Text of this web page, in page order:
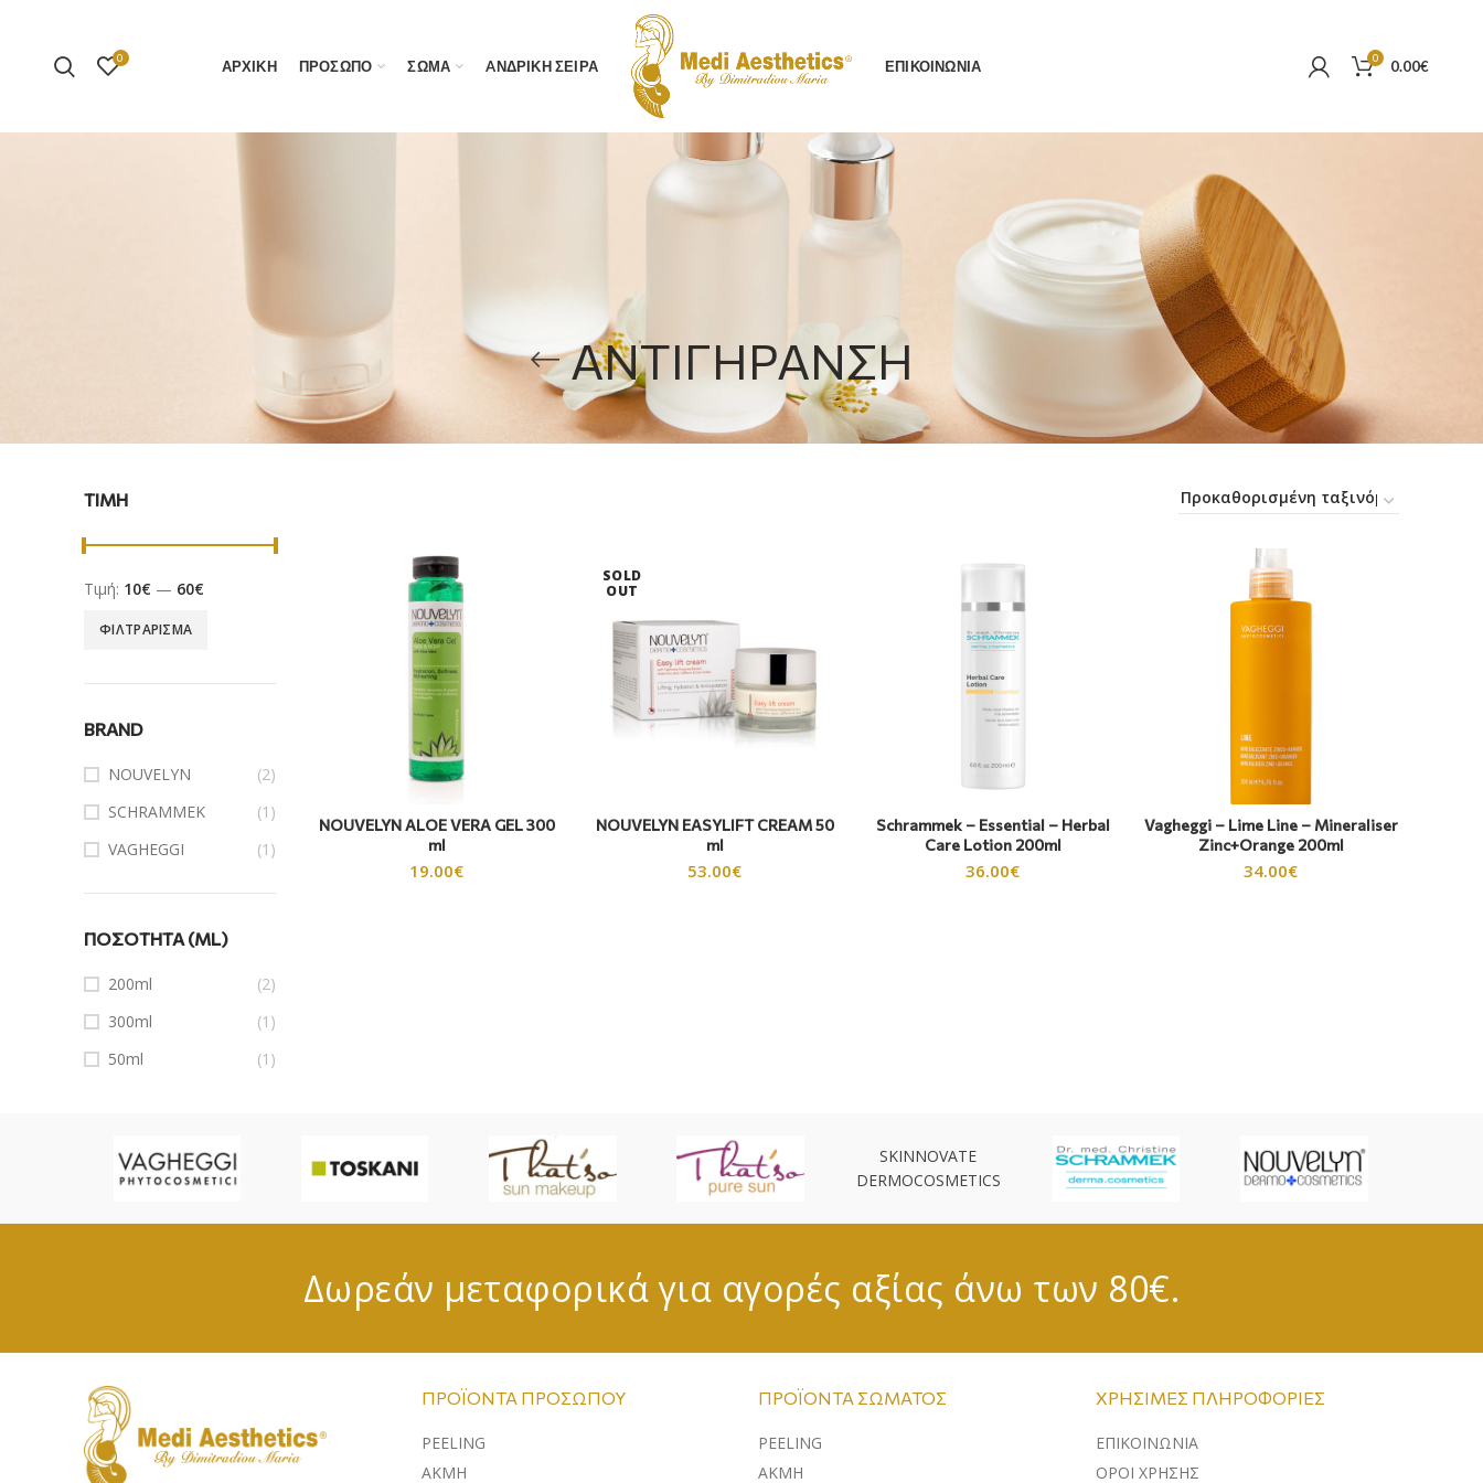
0 ΑΡΧΙΚΗ ΠΡΟΣΩΠΟ ΣΩΜΑ AΝΔΡΙΚΗ ΣΕΙΡΑ ΕΠΙΚΟΙΝΩΝΙΑ 0 0.00€
ΑΝΤΙΓΗΡΑΝΣΗ
ΤΙΜΗ
ΦΙΛΤΡΆΡΙΣΜΑ
Τιμή: 10€ — 60€
BRAND
NOUVELYN
(2)
SCHRAMMEK
(1)
VAGHEGGI
(1)
ΠΟΣΌΤΗΤΑ (ML)
200ml
(2)
300ml
(1)
50ml
(1)
NOUVELYN ALOE VERA GEL 300
ml
19.00€
SOLD
OUT
NOUVELYN EASYLIFT CREAM 50
ml
53.00€
Schrammek – Essential – Herbal
Care Lotion 200ml
36.00€
Vagheggi – Lime Line – Mineraliser
Zinc+Orange 200ml
34.00€
SKINNOVATE
DERMOCOSMETICS
Δωρεάν μεταφορικά για αγορές αξίας άνω των 80€.
ΠΡΟΪΌΝΤΑ ΠΡΟΣΏΠΟΥ
PEELING
ΑΚΜΗ
ΠΡΟΪΌΝΤΑ ΣΏΜΑΤΟΣ
PEELING
ΑΚΜΗ
ΧΡΉΣΙΜΕΣ ΠΛΗΡΟΦΟΡΊΕΣ
ΕΠΙΚΟΙΝΩΝΊΑ
ΌΡΟΙ ΧΡΉΣΗΣ